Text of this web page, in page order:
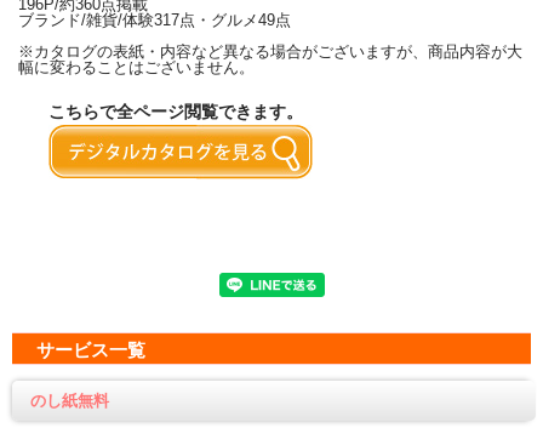
196P/約360点掲載
ブランド/雑貨/体験317点・グルメ49点
※カタログの表紙・内容など異なる場合がございますが、商品内容が大
幅に変わることはございません。
こちらで全ページ閲覧できます。
サービス一覧
のし紙無料